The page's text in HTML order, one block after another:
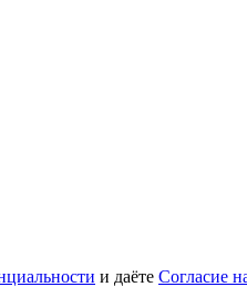
и даёте Согласие